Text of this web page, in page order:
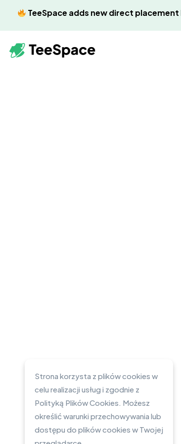
TeeSpace adds new direct
Strona korzysta z plików cookies w
celu realizacji usług i zgodnie z
Polityką Plików Cookies. Możesz
określić warunki przechowywania lub
dostępu do plików cookies w Twojej